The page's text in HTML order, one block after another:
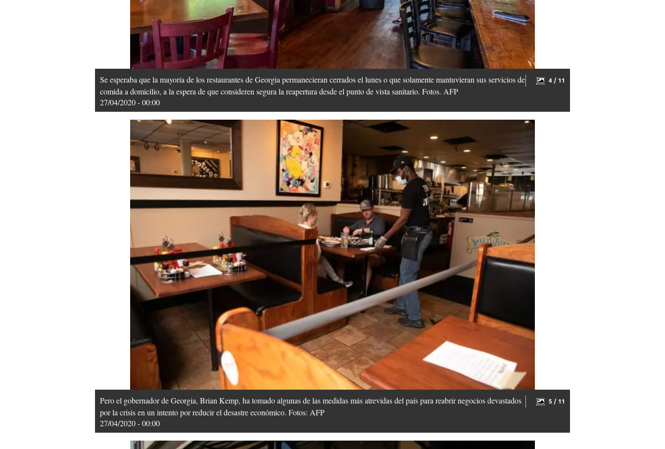
Se esperaba que la mayoría de los restaurantes de Georgia permanecieran cerrados el lunes o que solamente mantuvieran sus servicios de
comida a domicilio, a la espera de que consideren segura la reapertura desde el punto de vista sanitario. Fotos. AFP
27/04/2020 - 00:00
4 / 11
Pero el gobernador de Georgia, Brian Kemp, ha tomado algunas de las medidas más atrevidas del país para reabrir negocios devastados
por la crisis en un intento por reducir el desastre económico. Fotos: AFP
27/04/2020 - 00:00
5 / 11